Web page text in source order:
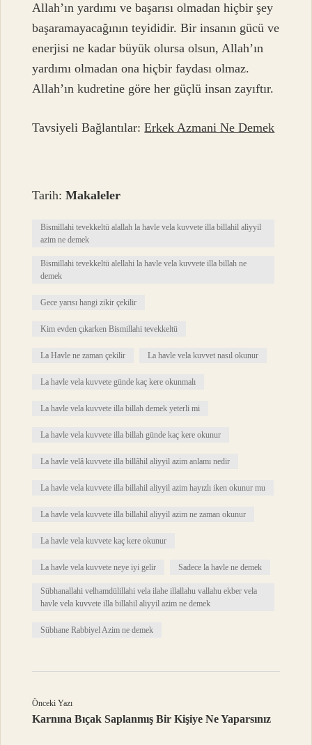
Allah’ın yardımı ve başarısı olmadan hiçbir şey
başaramayacağının teyididir. Bir insanın gücü ve
enerjisi ne kadar büyük olursa olsun, Allah’ın
yardımı olmadan ona hiçbir faydası olmaz.
Allah’ın kudretine göre her güçlü insan zayıftır.
Tavsiyeli Bağlantılar:Erkek Azmani Ne Demek
Tarih:Makaleler
Bismillahi tevekkeltü alallah la havle vela kuvvete illa billahil aliyyil
azim ne demek
Bismillahi tevekkeltü alellahi la havle vela kuvvete illa billah ne
demek
Gece yarısı hangi zikir çekilir
Kim evden çıkarken Bismillahi tevekkeltü
La Havle ne zaman çekilir La havle vela kuvvet nasıl okunur
La havle vela kuvvete günde kaç kere okunmalı
La havle vela kuvvete illa billah demek yeterli mi
La havle vela kuvvete illa billah günde kaç kere okunur
La havle velâ kuvvete illa billâhil aliyyil azim anlamı nedir
La havle vela kuvvete illa billahil aliyyil azim hayızlı iken okunur mu
La havle vela kuvvete illa billahil aliyyil azim ne zaman okunur
La havle vela kuvvete kaç kere okunur
La havle vela kuvvete neye iyi gelir Sadece la havle ne demek
Sübhanallahi velhamdülillahi vela ilahe illallahu vallahu ekber vela
havle vela kuvvete illa billahil aliyyil azim ne demek
Sübhane Rabbiyel Azim ne demek
Önceki Yazı
Karnına Bıçak Saplanmış Bir Kişiye Ne Yaparsınız